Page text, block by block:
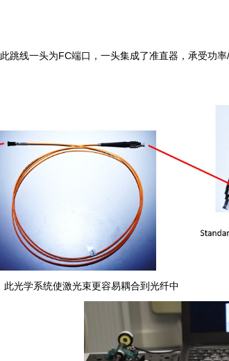
此跳线一头为FC端口，一头集成了准直器 ，承受功率/
此光学系统使激光束更容易耦合到光纤中